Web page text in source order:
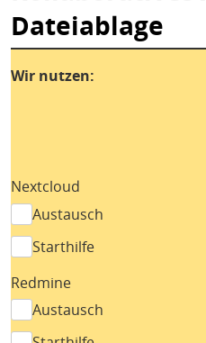
Dateiablage
Wir nutzen:
Nextcloud
Austausch
Starthilfe
Redmine
Austausch